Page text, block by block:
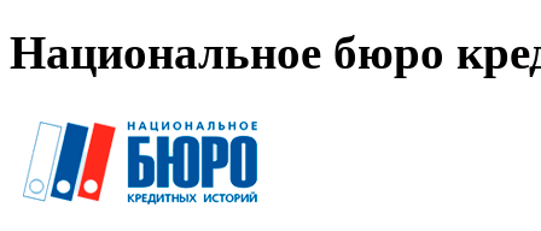
Национальное бюро